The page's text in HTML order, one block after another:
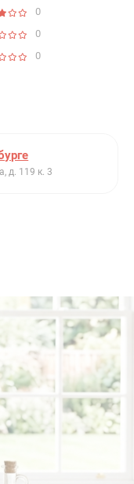
0
0
0
д. 119 к. 3